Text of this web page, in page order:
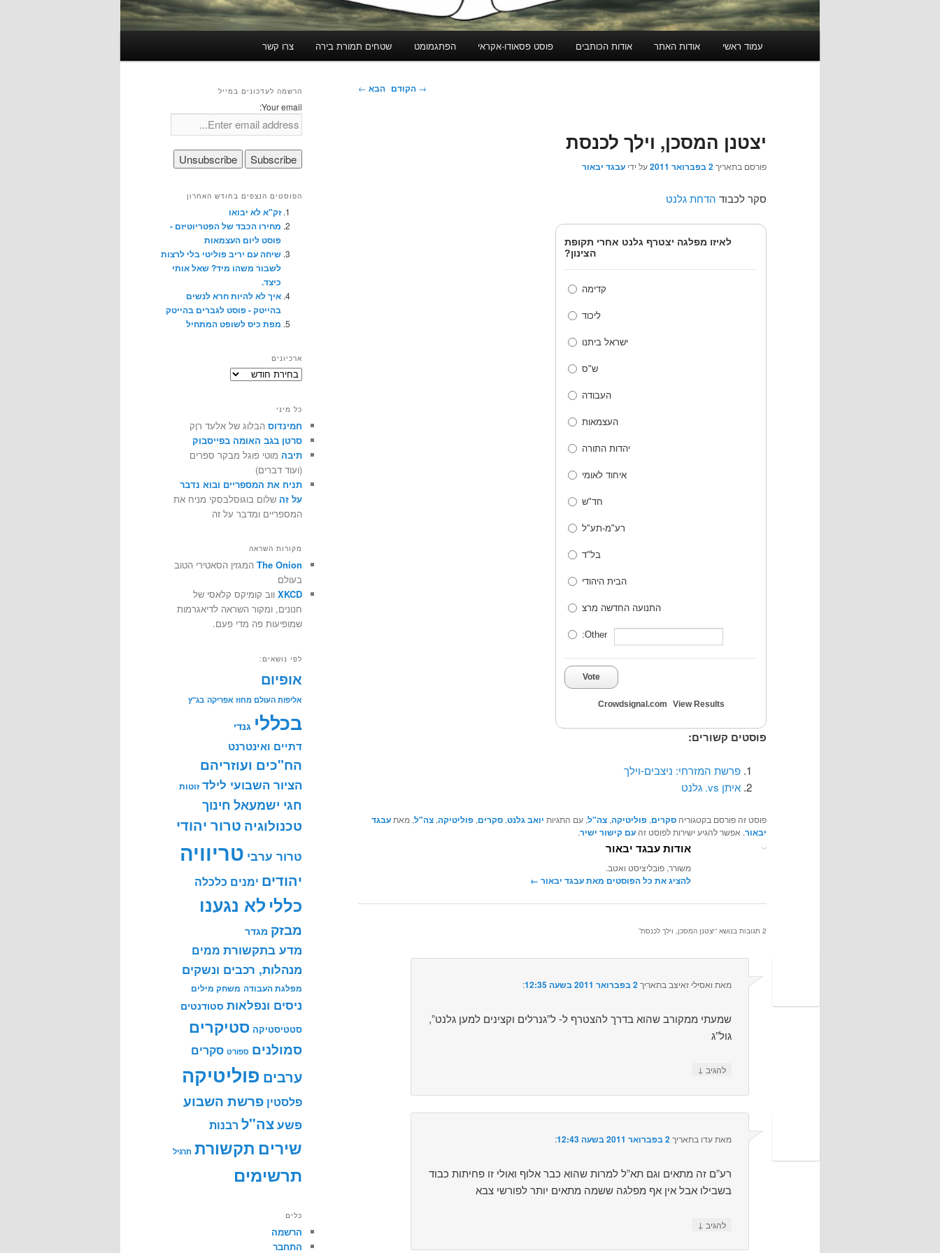
עמוד ראשי אודות האתר אודות הכותבים פוסט פסאודו-אקראי הפתגמומט שטחים תמורת בירה צרו קשר
ניווט
→ הקודם הבא ←
יצטנן המסכן, וילך לכנסת
פורסם בתאריך2 בפברואר 2011 על ידי עבגד יבאור
סקר לכבוד הדחת גלנט
לאיזו מפלגה יצטרף גלנט אחרי תקופת
הצינון?
קדימה
ליכוד
ישראל ביתנו
ש"ס
העבודה
העצמאות
יהדות התורה
איחוד לאומי
חד"ש
רע"מ-תע"ל
בל"ד
הבית היהודי
התנועה החדשה מרצ
Other:
Vote
View Results
Crowdsignal.com
פוסטים קשורים:
פרשת המזרחי: ניצבים-וילך
איתן vs. גלנט
פוסט זה פורסם בקטגוריה סקרים, פוליטיקה, צה"ל, עם התגיות יואב גלנט, סקרים, פוליטיקה, צה"ל, מאתעבגד
יבאור. אפשר להגיע ישירות לפוסט זה עם קישור ישיר.
אודות עבגד יבאור
משורר, פובליציסט ואטב.
להציג את כל הפוסטים מאת עבגד יבאור‏ ←
2 תגובות בנושא “ יצטנן המסכן, וילך לכנסת”
מאת ואסילי זאיצב בתאריך2 בפברואר 2011 בשעה 12:35 :‏
שמעתי ממקורב שהוא בדרך להצטרף ל- ל”גנרלים וקצינים למען גלנט”,
גול”ג
להגיב ↓
מאתעדו בתאריך2 בפברואר 2011 בשעה 12:43 :‏
רע”ם זה מתאים וגם תא”ל למרות שהוא כבר אלוף ואולי זו פחיתות כבוד
בשבילו אבל אין אף מפלגה ששמה מתאים יותר לפורשי צבא
להגיב ↓
הרשמה לעדכונים במייל
Your email:
הפוסטים הנצפים בחודש האחרון
זק"א לא יבואו
מחירו הכבד של הפטריוטיזם -
פוסט ליום העצמאות
שיחה עם יריב פוליטי בלי לרצות
לשבור משהו מיד? שאל אותי
כיצד.
איך לא להיות חרא לנשים
בהייטק - פוסט לגברים בהייטק
מפת כיס לשופט המתחיל
ארכיונים
ארכיונים
כל מיני
חמינדוס הבלוג של אלעד רוֶק
סרטן בגב האומה בפייסבוק
תיבה מוטי פוגל מבקר ספרים
(ועוד דברים)
תניח את המספריים ובוא נדבר
על זה שלום בוגוסלבסקי מניח את
המספריים ומדבר על זה
מקורות השראה
The Onion המגזין הסאטירי הטוב
בעולם
XKCD ווב קומיקס קלאסי של
חנונים, ומקור השראה לדיאגרמות
שמופיעות פה מדי פעם.
לפי נושאים:
אופיום
אליפות העולם מחוז אפריקה בג"ץ
בכללי גנדי
דתיים ואינטרנט
הח"כים ועוזריהם
הציור השבועי לילד זוטות
חגי ישמעאל חינוך
טכנולוגיה טרור יהודי
טרור ערבי טריוויה
יהודים ימנים כלכלה
כללי לא נגענו
מבזק מגדר
מדע בתקשורת ממים
מנהלות, רכבים ונשקים
מפלגת העבודה משחק מילים
ניסים ונפלאות סטודנטים
סטטיסטיקה סטיקרים
סמולנים ספורט סקרים
ערבים פוליטיקה
פלסטין פרשת השבוע
פשעצה"ל רבנות
שירים תקשורת תרגיל
תרשימים
כלים
הרשמה
התחבר